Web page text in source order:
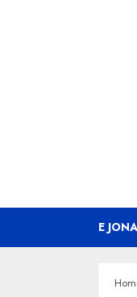
E JONA